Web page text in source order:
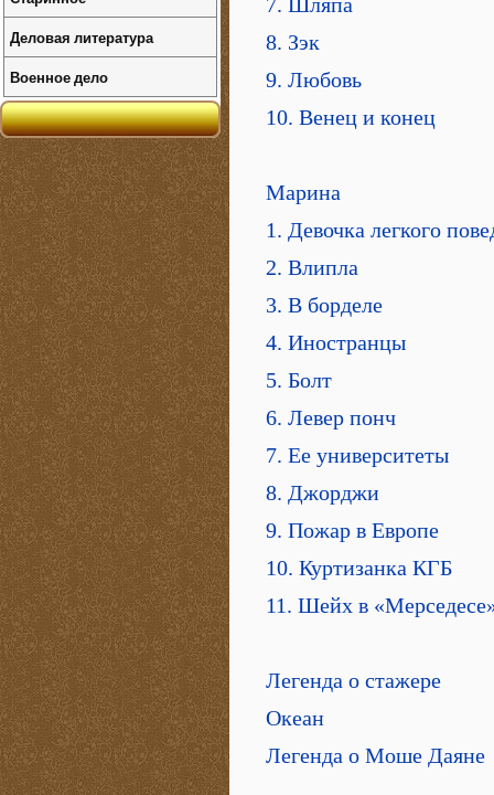
8. Зэк
9. Любовь
10. Венец и конец
Марина
1. Девочка легкого
2. Влипла
3. В борделе
4. Иностранцы
5. Болт
6. Левер понч
7. Ее университеты
8. Джорджи
9. Пожар в Европе
10. Куртизанка КГБ
11. Шейх в
Легенда о стажере
Океан
Легенда о Моше Даяне
Деловая литература
Военное дело